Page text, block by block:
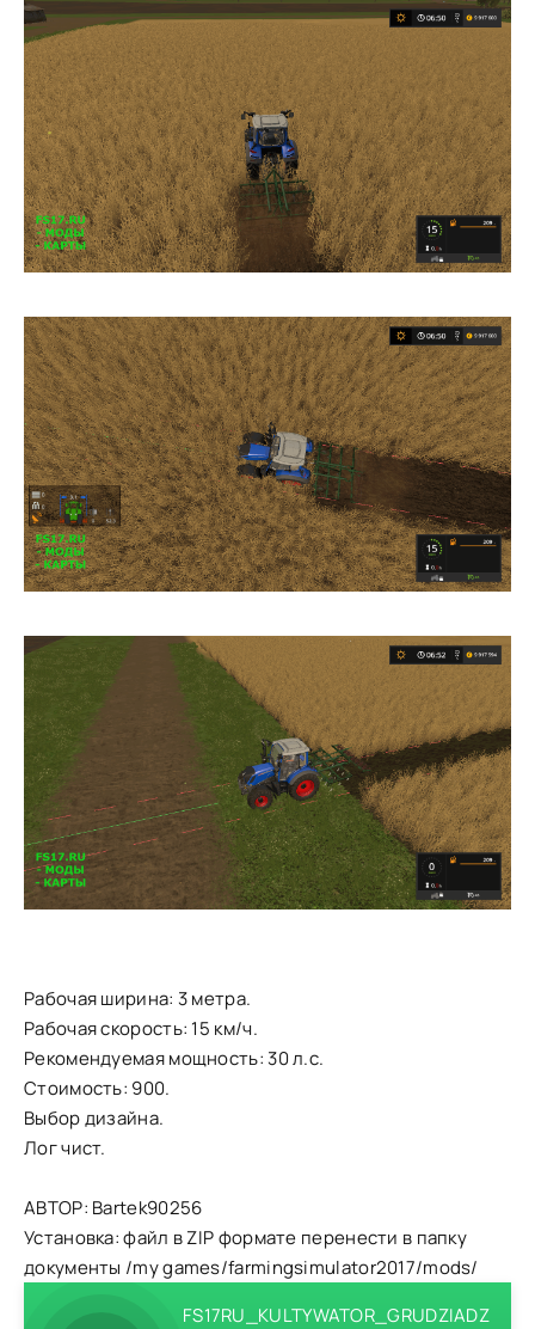
Рабочая ширина: 3 метра.
Рабочая скорость: 15 км/ч.
Рекомендуемая мощность: 30 л.с.
Стоимость: 900.
Выбор дизайна.
Лог чист.
АВТОР: Bartek90256
Установка: файл в ZIP формате перенести в папку
документы /my games/farmingsimulator2017/mods/
FS17RU_KULTYWATOR_GRUDZIADZ